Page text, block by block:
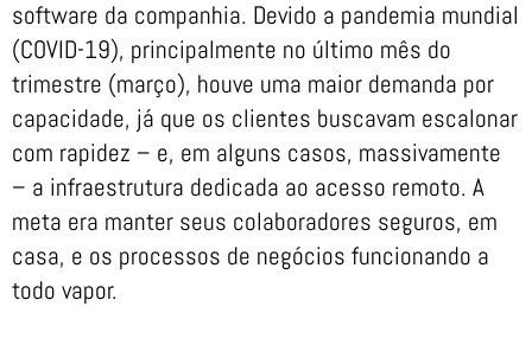
software da companhia. Devido a pandemia mundial
(COVID-19), principalmente no último mês do
trimestre (março), houve uma maior demanda por
capacidade, já que os clientes buscavam escalonar
com rapidez – e, em alguns casos, massivamente
– a infraestrutura dedicada ao acesso remoto. A
meta era manter seus colaboradores seguros, em
casa, e os processos de negócios funcionando a
todo vapor.